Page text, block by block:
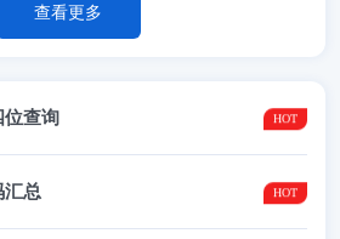
查看更多
位查询
汇总